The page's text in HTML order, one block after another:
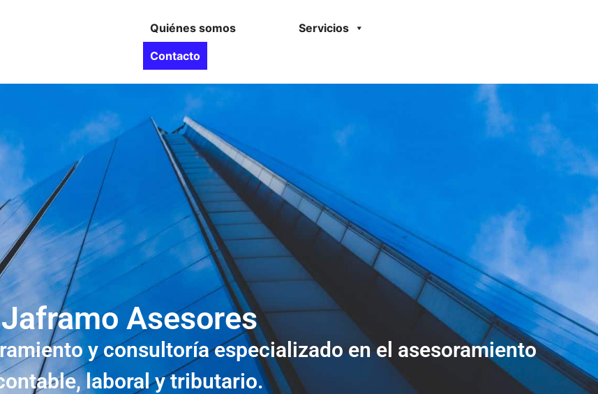
Quiénes somos
Servicios
Contacto
Jaframo Asesores
y consultoría especializado en el asesoramiento
laboral y tributario.